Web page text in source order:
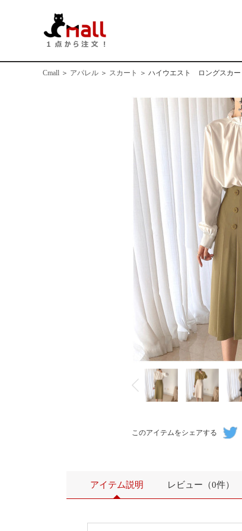
Cmall ＞ アパレル ＞ スカート ＞ ハイウエスト ロングスカー
このアイテムをシェアする
アイテム説明 レビュー（0件）